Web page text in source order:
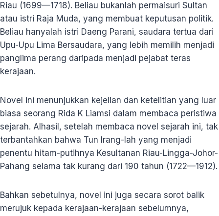
Riau (1699—1718). Beliau bukanlah permaisuri Sultan
atau istri Raja Muda, yang membuat keputusan politik.
Beliau hanyalah istri Daeng Parani, saudara tertua dari
Upu-Upu Lima Bersaudara, yang lebih memilih menjadi
panglima perang daripada menjadi pejabat teras
kerajaan.
Novel ini menunjukkan kejelian dan ketelitian yang luar
biasa seorang Rida K Liamsi dalam membaca peristiwa
sejarah. Alhasil, setelah membaca novel sejarah ini, tak
terbantahkan bahwa Tun Irang-lah yang menjadi
penentu hitam-putihnya Kesultanan Riau-Lingga-Johor-
Pahang selama tak kurang dari 190 tahun (1722—1912).
Bahkan sebetulnya, novel ini juga secara sorot balik
merujuk kepada kerajaan-kerajaan sebelumnya,